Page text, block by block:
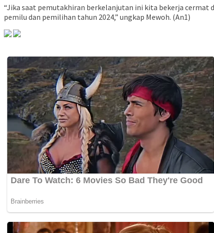
“Jika saat pemutakhiran berkelanjutan ini kita bekerja
pemilu dan pemilihan tahun 2024,” ungkap Mewoh. (An1)